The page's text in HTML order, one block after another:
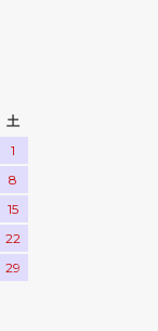
土
1
8
15
22
29